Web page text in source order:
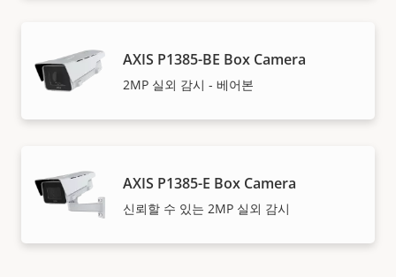
AXIS P1385-BE Box Camera
2MP 실외 감시 - 베어본
AXIS P1385-E Box Camera
신뢰할 수 있는 2MP 실외 감시